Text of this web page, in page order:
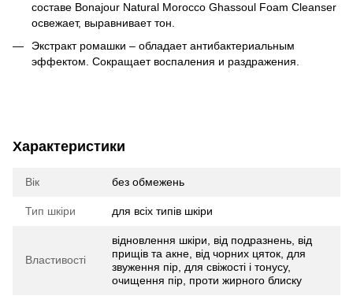
составе Bonajour Natural Morocco Ghassoul Foam Cleanser
освежает, выравнивает тон.
Экстракт ромашки – обладает антибактериальным
эффектом. Сокращает воспаления и раздражения.
Характеристики
Вік без обмежень
Тип шкіри для всіх типів шкіри
Властивості
відновлення шкіри, від подразнень, від
прищів та акне, від чорних цяток, для
звуження пір, для свіжості і тонусу,
очищення пір, проти жирного блиску